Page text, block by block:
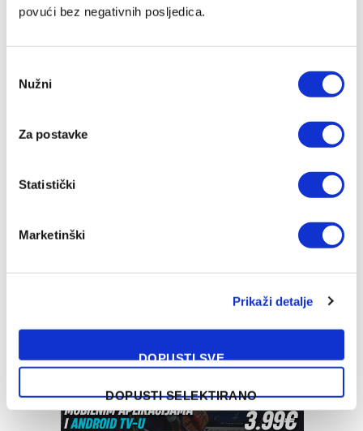
povući bez negativnih posljedica.
Selection
Nužni
Za postavke
Statistički
Marketinški
Prikaži detalje
DOPUSTI SVE
DOPUSTI SELEKTIRANO